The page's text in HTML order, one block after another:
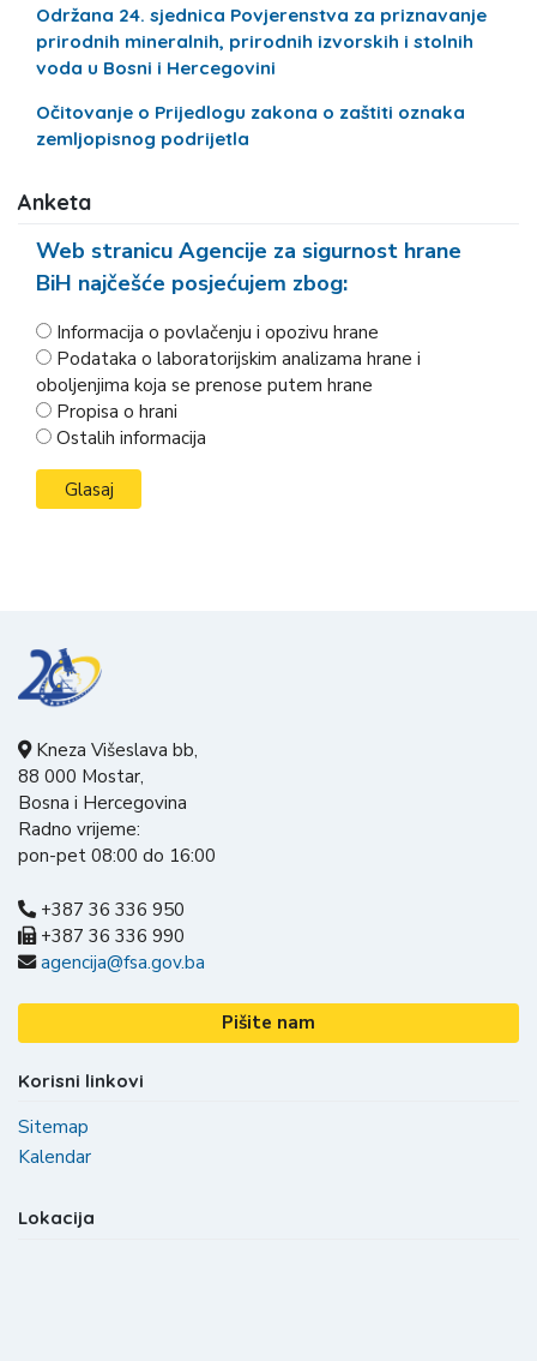
Održana 24. sjednica Povjerenstva za priznavanje
prirodnih mineralnih, prirodnih izvorskih i stolnih
voda u Bosni i Hercegovini
Očitovanje o Prijedlogu zakona o zaštiti oznaka
zemljopisnog podrijetla
Anketa
Web stranicu Agencije za sigurnost hrane
BiH najčešće posjećujem zbog:
Informacija o povlačenju i opozivu hrane
Podataka o laboratorijskim analizama hrane i
oboljenjima koja se prenose putem hrane
Propisa o hrani
Ostalih informacija
Kneza Višeslava bb,
88 000 Mostar,
Bosna i Hercegovina
Radno vrijeme:
pon-pet 08:00 do 16:00
+387 36 336 950
+387 36 336 990
agencija@fsa.gov.ba
Pišite nam
Korisni linkovi
Sitemap
Kalendar
Lokacija